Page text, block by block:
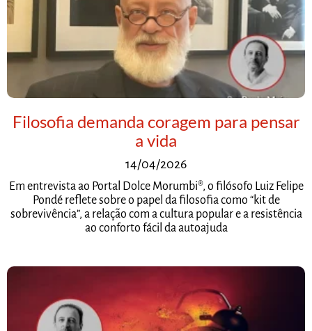
Filosofia demanda coragem para pensar
a vida
14/04/2026
Em entrevista ao Portal Dolce Morumbi®, o filósofo Luiz Felipe
Pondé reflete sobre o papel da filosofia como “kit de
sobrevivência”, a relação com a cultura popular e a resistência
ao conforto fácil da autoajuda